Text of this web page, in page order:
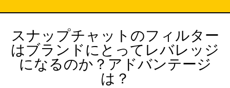
スナップチャットのフィルター
はブランドにとってレバレッジ
になるのか？アドバンテージ
は？